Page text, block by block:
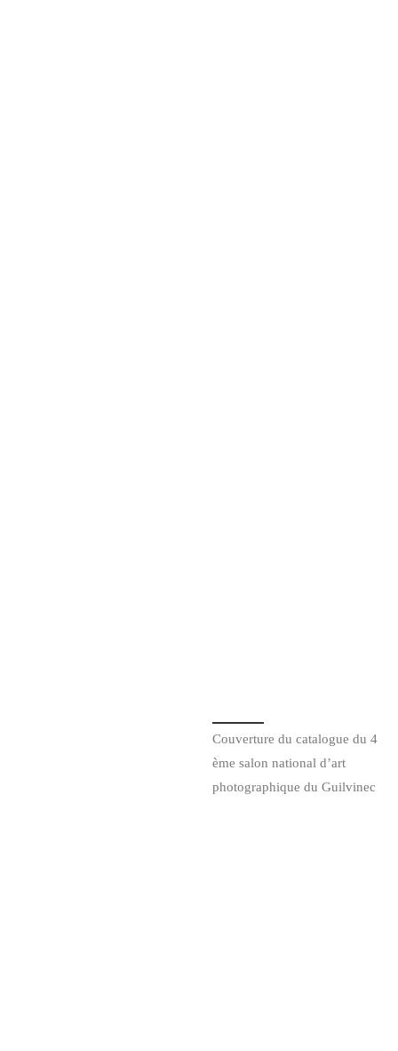
Couverture du catalogue du 4
ème salon national d’art
photographique du Guilvinec